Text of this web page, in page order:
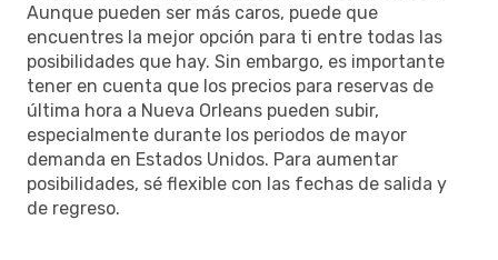
Aunque pueden ser más caros, puede que
encuentres la mejor opción para ti entre todas las
posibilidades que hay. Sin embargo, es importante
tener en cuenta que los precios para reservas de
última hora a Nueva Orleans pueden subir,
especialmente durante los periodos de mayor
demanda en Estados Unidos. Para aumentar
posibilidades, sé flexible con las fechas de salida y
de regreso.